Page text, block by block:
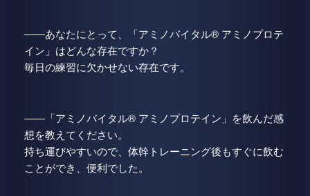
――あなたにとって、「アミノバイタル® アミノプロテ
イン」はどんな存在ですか？
毎日の練習に欠かせない存在です。
――「アミノバイタル® アミノプロテイン」を飲んだ感
想を教えてください。
持ち運びやすいので、体幹トレーニング後もすぐに飲む
ことができ、便利でした。